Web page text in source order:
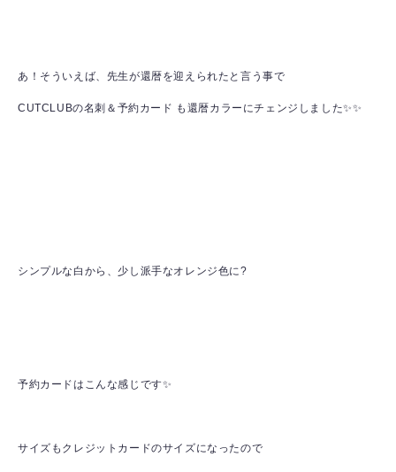
あ！そういえば、先生が還暦を迎えられたと言う事で
CUTCLUBの名刺＆予約カード も還暦カラーにチェンジしました✨✨
シンプルな白から、少し派手なオレンジ色に?
予約カードはこんな感じです✨
サイズもクレジットカードのサイズになったので